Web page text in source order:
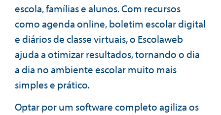
escola, famílias e alunos. Com recursos
como agenda online, boletim escolar digital
e diários de classe virtuais, o Escolaweb
ajuda a otimizar resultados, tornando o dia
a dia no ambiente escolar muito mais
simples e prático.
Optar por um software completo agiliza os